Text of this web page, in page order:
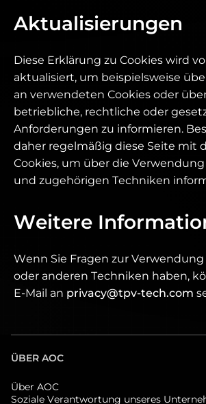
Aktualisierungen
Diese Erklärung zu Cookies wird
aktualisiert, um beispielsweise
an verwendeten Cookies oder
betriebliche, rechtliche oder
Anforderungen zu informieren.
daher regelmäßig diese Seite mit
Cookies, um über die
und zugehörigen Techniken
Weitere
Wenn Sie Fragen zur Verwendung
oder anderen Techniken haben,
E-Mail an privacy@tpv-tech.com
ÜBER AOC
Über AOC
Soziale Verantwortung unseres